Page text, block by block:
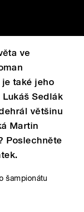
ve
také jeho
Sedlák
většinu
Martin
Poslechněte
šampionátu